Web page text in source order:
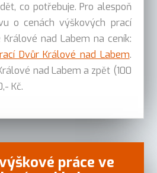
co potřebuje. Pro alespoň
o cenách výškových prací
nad Labem na ceník:
Dvůr Králové nad Labem.
nad Labem a zpět (100
Kč.
práce ve